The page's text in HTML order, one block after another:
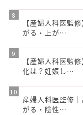
【産婦人科医監
がる・上が…
【産婦人科医監
化は？妊娠し…
産婦人科医監修
がる・陰性…